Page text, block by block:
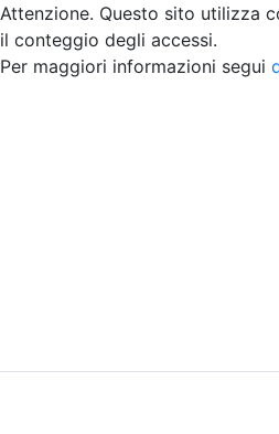
Attenzione. Questo sito utilizza
il conteggio degli accessi.
Per maggiori informazioni segui